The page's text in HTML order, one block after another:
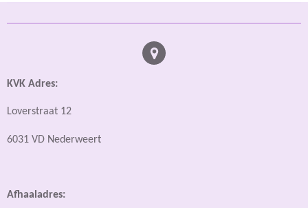
KVK Adres:
Loverstraat 12
6031 VD Nederweert
Afhaaladres: